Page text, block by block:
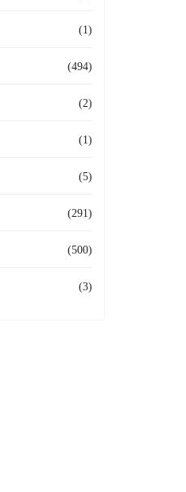
(1)
(494)
(2)
(1)
(5)
(291)
(500)
(3)